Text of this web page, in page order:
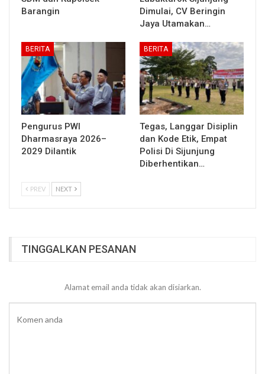
Barangin
Dimulai, CV Beringin
Jaya Utamakan…
BERITA
Pengurus PWI
Dharmasraya 2026–
2029 Dilantik
BERITA
Tegas, Langgar Disiplin
dan Kode Etik, Empat
Polisi Di Sijunjung
Diberhentikan…
PREV NEXT
TINGGALKAN PESANAN
Alamat email anda tidak akan disiarkan.